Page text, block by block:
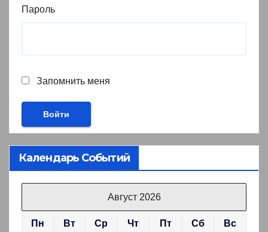
Пароль
Запомнить меня
Календарь Событий
Август 2026
Пн Вт Ср Чт Пт Сб Вс